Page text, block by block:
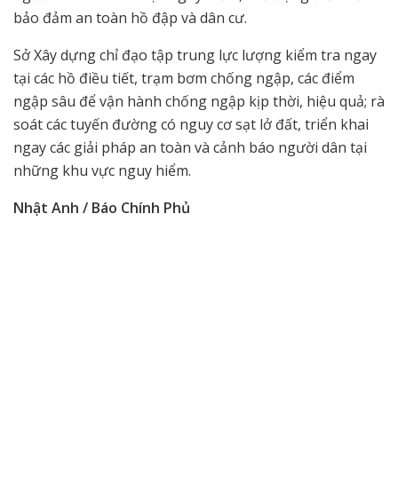
bảo đảm an toàn hồ đập và dân cư.
Sở Xây dựng chỉ đạo tập trung lực lượng kiểm tra ngay
tại các hồ điều tiết, trạm bơm chống ngập, các điểm
ngập sâu để vận hành chống ngập kịp thời, hiệu quả; rà
soát các tuyến đường có nguy cơ sạt lở đất, triển khai
ngay các giải pháp an toàn và cảnh báo người dân tại
những khu vực nguy hiểm.
Nhật Anh / Báo Chính Phủ